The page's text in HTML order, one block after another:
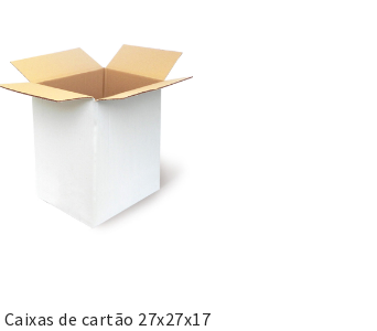
Caixas de cartão 27x27x17